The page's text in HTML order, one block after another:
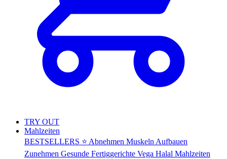
TRY OUT
Mahlzeiten
BESTSELLERS ⭐ Abnehmen Muskeln Aufbauen
Zunehmen Gesunde Fertiggerichte Vega Halal Mahlzeiten